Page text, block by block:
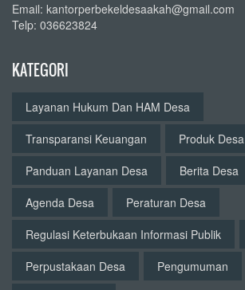
Email: kantorperbekeldesaakah@gmail.com
Telp: 036623824
KATEGORI
Layanan Hukum Dan HAM Desa
Transparansi Keuangan
Produk Desa
Panduan Layanan Desa
Berita Desa
Agenda Desa
Peraturan Desa
Regulasi Keterbukaan Informasi Publik
Perpustakaan Desa
Pengumuman